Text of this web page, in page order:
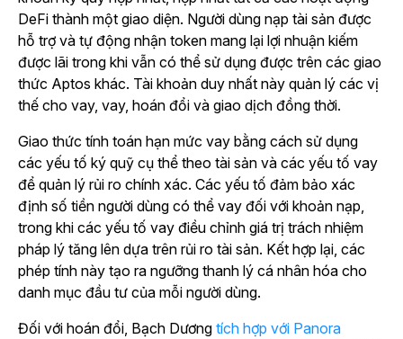
DeFi thành một giao diện. Người dùng nạp tài sản được
hỗ trợ và tự động nhận token mang lại lợi nhuận kiếm
được lãi trong khi vẫn có thể sử dụng được trên các giao
thức Aptos khác. Tài khoản duy nhất này quản lý các vị
thế cho vay, vay, hoán đổi và giao dịch đồng thời.
Giao thức tính toán hạn mức vay bằng cách sử dụng
các yếu tố ký quỹ cụ thể theo tài sản và các yếu tố vay
để quản lý rủi ro chính xác. Các yếu tố đảm bảo xác
định số tiền người dùng có thể vay đối với khoản nạp,
trong khi các yếu tố vay điều chỉnh giá trị trách nhiệm
pháp lý tăng lên dựa trên rủi ro tài sản. Kết hợp lại, các
phép tính này tạo ra ngưỡng thanh lý cá nhân hóa cho
danh mục đầu tư của mỗi người dùng.
Đối với hoán đổi, Bạch Dương tích hợp với Panora